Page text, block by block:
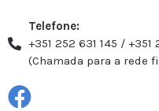
Telefone:
+351 252 631 145 /
(Chamada para a rede